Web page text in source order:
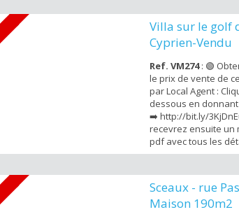
environ avec jardin à
et du marché de
dispose au total de...
Villa sur le golf
Cyprien-Vendu
Ref. VM274: 🟢
le prix de vente de
par Local Agent :
dessous en donnant
➡️ http://bit.ly/
recevrez ensuite un
pdf avec tous les
vendu . Local Agent
Resort de Saint-
150m2 rénové
idéalement situé à
Sceaux - rue
Maison 190m2